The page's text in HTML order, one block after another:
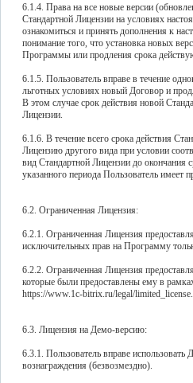
6.1.4. Права на все новые версии
Стандартной Лицензии на условиях
ознакомиться и принять дополнения к
понимание того, что установка новых
Программы или продления срока
6.1.5. Пользователь вправе в течение
льготных условиях новый Договор и
В этом случае срок действия новой
Лицензии.
6.1.6. В течение всего срока действия
Лицензию другого вида при условии
вид Стандартной Лицензии до окончания
указанного периода Пользователь имеет
6.2. Ограниченная Лицензия:
6.2.1. Ограниченная Лицензия
исключительных прав на Программу
6.2.2. Ограниченная Лицензия
которые были предоставлены ему в
https://www.1c-bitrix.ru/legal/
6.3. Лицензия на Демо-версию:
6.3.1. Пользователь вправе
вознаграждения (безвозмездно).